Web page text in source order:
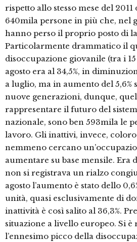
rispetto allo stesso mese del 2011
640mila persone in più che, nel
hanno perso il proprio posto di
Particolarmente drammatico il
disoccupazione giovanile (tra i
agosto era al 34,5%, in
a luglio, ma in aumento del 5,6%
nuove generazioni, dunque,
rappresentare il futuro del
nazionale, sono ben 593mila le
lavoro. Gli inattivi, invece,
nemmeno cercano
aumentare su base mensile. Era
non si registrava un rialzo
agosto l’aumento è stato dello
unità, quasi esclusivamente di
inattività è così salito al 36,3%.
situazione a livello europeo. Si è
l’ennesimo picco della